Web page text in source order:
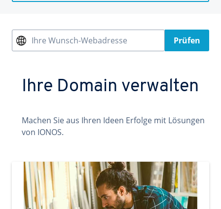
Ihre Wunsch-Webadresse Prüfen
Ihre Domain verwalten
Machen Sie aus Ihren Ideen Erfolge mit Lösungen
von IONOS.